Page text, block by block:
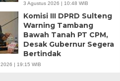
3 Agustus 2026 | 10:48 WIB
Komisi III DPRD Sulteng
Warning Tambang
Bawah Tanah PT CPM,
Desak Gubernur Segera
Bertindak
| 19:15 WIB